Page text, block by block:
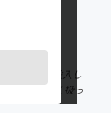
ています
品を日本に輸入し
中心に幅広く扱っ